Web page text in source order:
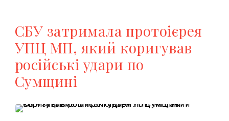
СБУ затримала протоієрея
УПЦ МП, який коригував
російські удари по
Сумщині